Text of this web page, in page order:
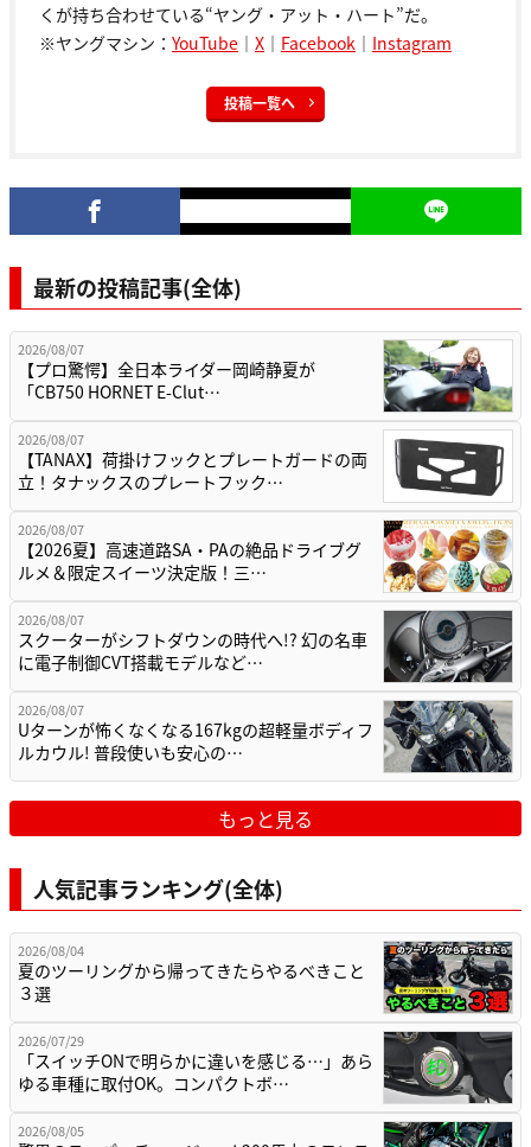
くが持ち合わせている“ヤング・アット・ハート”だ。
※ヤングマシン： YouTube ｜ X ｜ Facebook ｜ Instagram
投稿一覧へ
最新の投稿記事(全体)
2026/08/07
【プロ驚愕】全日本ライダー岡崎静夏が
「CB750 HORNET E-Clut…
2026/08/07
【TANAX】荷掛けフックとプレートガードの両
立！タナックスのプレートフック…
2026/08/07
【2026夏】高速道路SA・PAの絶品ドライブグ
ルメ＆限定スイーツ決定版！三…
2026/08/07
スクーターがシフトダウンの時代へ!? 幻の名車
に電子制御CVT搭載モデルなど…
2026/08/07
Uターンが怖くなくなる167kgの超軽量ボディフ
ルカウル! 普段使いも安心の…
もっと見る
人気記事ランキング(全体)
2026/08/04
夏のツーリングから帰ってきたらやるべきこと
３選
2026/07/29
「スイッチONで明らかに違いを感じる…」あら
ゆる車種に取付OK。コンパクトボ…
2026/08/05